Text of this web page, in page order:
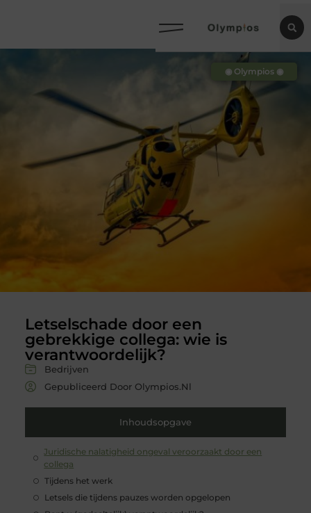
Letselschade door een
gebrekkige collega: wie is
verantwoordelijk?
Bedrijven
Gepubliceerd Door Olympios.nl
Inhoudsopgave
Juridische nalatigheid ongeval veroorzaakt door een
collega
Tijdens het werk
Letsels die tijdens pauzes worden opgelopen
◉ Olympios ◉